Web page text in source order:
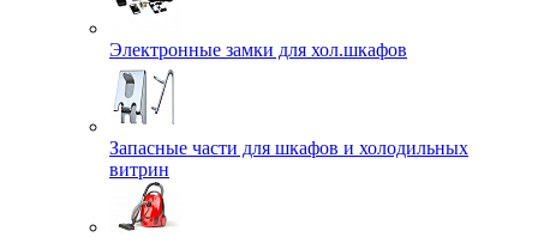
Электронные замки для хол.шкафов
Запасные части для шкафов и холодильных
витрин